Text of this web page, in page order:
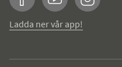
FacebookYouTubeInstagram
Ladda ner vår app!